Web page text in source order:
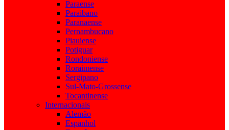
Paraense
Paraibano
Paranaense
Pernambucano
Piauiense
Potiguar
Rondoniense
Roraimense
Sergipano
Sul-Mato-Grossense
Tocantinense
Internacionais
Alemão
Espanhol